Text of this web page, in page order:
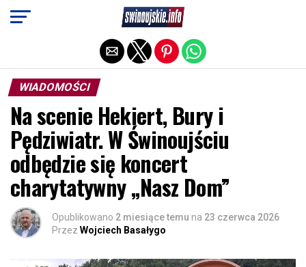
WIADOMOŚCI
Na scenie Hekiert, Bury i
Pędziwiatr. W Świnoujściu
odbędzie się koncert
charytatywny „Nasz Dom”
Opublikowano 2 miesiące temu na 23 czerwca 2026
Przez Wojciech Basałygo
Exit mobile version